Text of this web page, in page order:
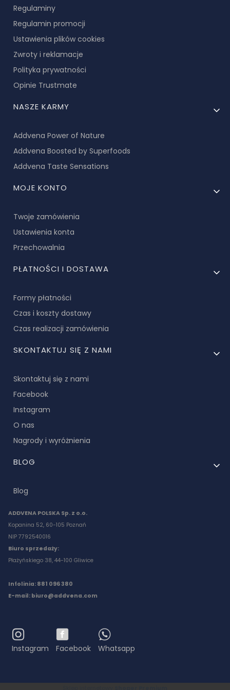
Regulaminy
Regulamin promocji
Ustawienia plików cookies
Zwroty i reklamacje
Polityka prywatności
Opinie Trustmate
NASZE KARMY
Addvena Power of Nature
Addvena Boosted by Superfoods
Addvena Taste Sensations
MOJE KONTO
Twoje zamówienia
Ustawienia konta
Przechowalnia
PŁATNOŚCI I DOSTAWA
Formy płatności
Czas i koszty dostawy
Czas realizacji zamówienia
SKONTAKTUJ SIĘ Z NAMI
Skontaktuj się z nami
Facebook
Instagram
O nas
Nagrody i wyróżnienia
BLOG
Blog
ADDVENA POLSKA Sp. z o.o.
Kopanina 52, 60-105 Poznań
NIP 7792540016
Biuro sprzedaży:
Płażyńskiego 38, 44-100 Gliwice
Infolinia: 881 096 380
E-mail: biuro@addvena.com
Instagram Facebook Whatsapp